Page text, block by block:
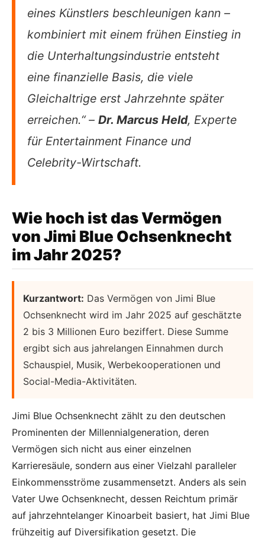
eines Künstlers beschleunigen kann –
kombiniert mit einem frühen Einstieg in
die Unterhaltungsindustrie entsteht
eine finanzielle Basis, die viele
Gleichaltrige erst Jahrzehnte später
erreichen.“ – Dr. Marcus Held, Experte
für Entertainment Finance und
Celebrity-Wirtschaft.
Wie hoch ist das Vermögen
von Jimi Blue Ochsenknecht
im Jahr 2025?
Kurzantwort: Das Vermögen von Jimi Blue
Ochsenknecht wird im Jahr 2025 auf geschätzte
2 bis 3 Millionen Euro beziffert. Diese Summe
ergibt sich aus jahrelangen Einnahmen durch
Schauspiel, Musik, Werbekooperationen und
Social-Media-Aktivitäten.
Jimi Blue Ochsenknecht zählt zu den deutschen
Prominenten der Millennialgeneration, deren
Vermögen sich nicht aus einer einzelnen
Karrieresäule, sondern aus einer Vielzahl paralleler
Einkommensströme zusammensetzt. Anders als sein
Vater Uwe Ochsenknecht, dessen Reichtum primär
auf jahrzehntelanger Kinoarbeit basiert, hat Jimi Blue
frühzeitig auf Diversifikation gesetzt. Die